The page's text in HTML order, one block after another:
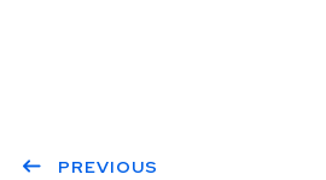
PREVIOUS